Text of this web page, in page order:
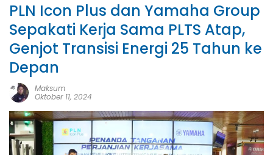
PLN Icon Plus dan Yamaha Group
Sepakati Kerja Sama PLTS Atap,
Genjot Transisi Energi 25 Tahun ke
Depan
Maksum
Oktober 11, 2024